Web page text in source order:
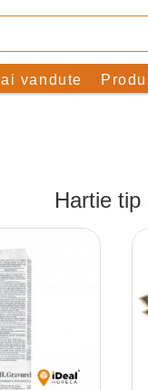
vandute
Hartie tip